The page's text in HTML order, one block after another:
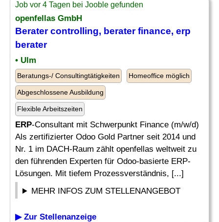
Job vor 4 Tagen bei Jooble gefunden
openfellas GmbH
Berater controlling, berater finance, erp
berater
• Ulm
Beratungs-/ Consultingtätigkeiten Homeoffice möglich
Abgeschlossene Ausbildung
Flexible Arbeitszeiten
ERP-Consultant mit Schwerpunkt Finance (m/w/d)
Als zertifizierter Odoo Gold Partner seit 2014 und
Nr. 1 im DACH-Raum zählt openfellas weltweit zu
den führenden Experten für Odoo-basierte ERP-
Lösungen. Mit tiefem Prozessverständnis, [...]
MEHR INFOS ZUM STELLENANGEBOT
▶ Zur Stellenanzeige